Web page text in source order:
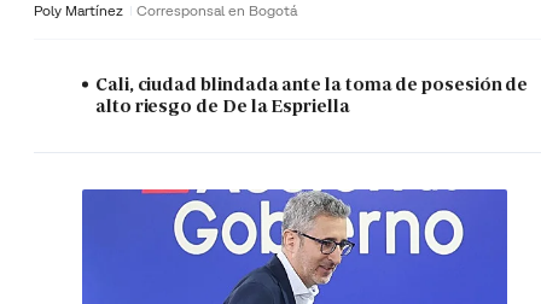
Poly Martínez Corresponsal en Bogotá
Cali, ciudad blindada ante la toma de posesión de
alto riesgo de De la Espriella